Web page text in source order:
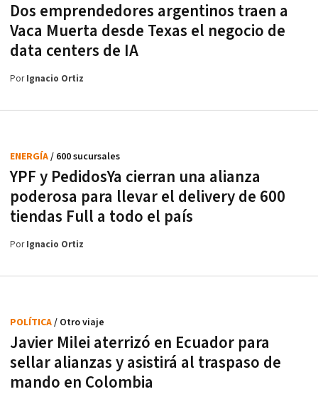
Dos emprendedores argentinos traen a
Vaca Muerta desde Texas el negocio de
data centers de IA
PorIgnacio Ortiz
YPF y PedidosYa cierran una alianza
poderosa para llevar el delivery de 600
tiendas Full a todo el país
ENERGÍA/ 600 sucursales
PorIgnacio Ortiz
Javier Milei aterrizó en Ecuador para
sellar alianzas y asistirá al traspaso de
mando en Colombia
POLÍTICA/ Otro viaje